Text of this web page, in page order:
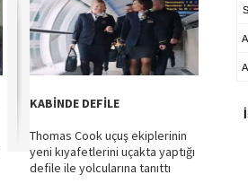
KABİNDE DEFİLE
Thomas Cook uçuş ekiplerinin
yeni kıyafetlerini uçakta yaptığı
defile ile yolcularına tanıttı